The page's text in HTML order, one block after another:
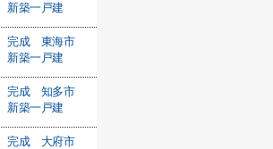
新築一戸建
完成 東海市
新築一戸建
完成 知多市
新築一戸建
完成 大府市